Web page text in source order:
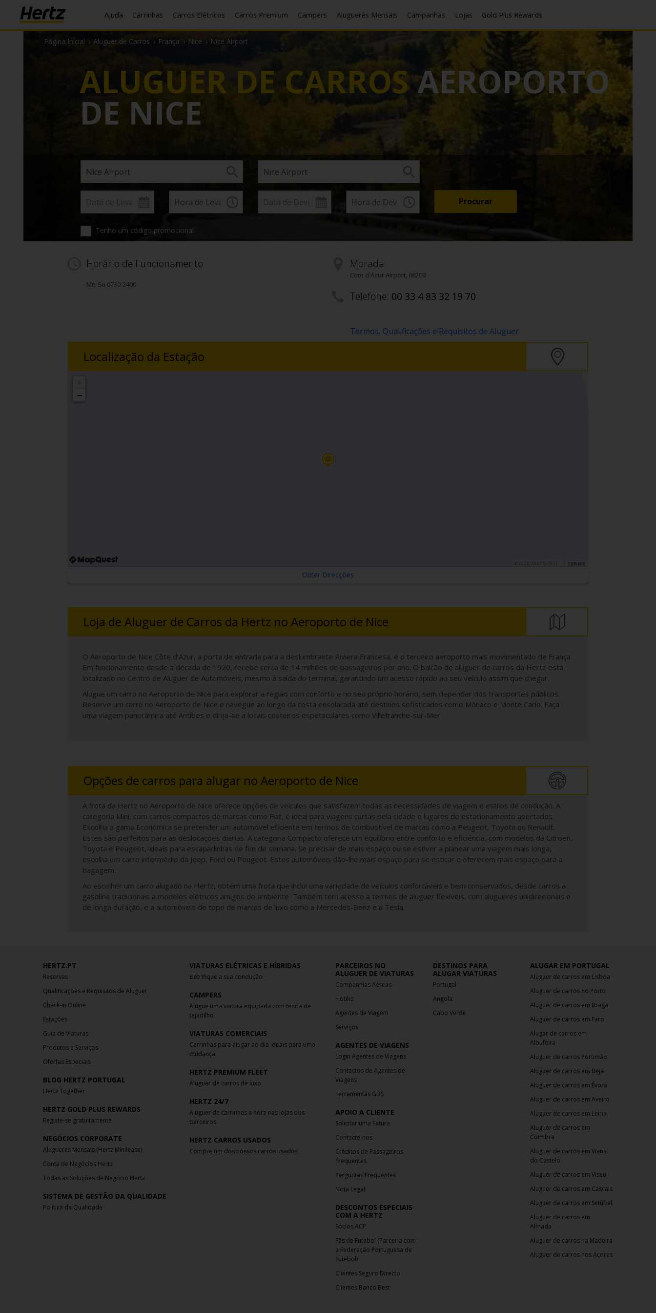
Ajuda Carrinhas Carros Elétricos Carros Premium Campers Alugueres Mensais Campanhas Lojas Gold Plus Rewards
Página Inicial › Aluguer de Carros › França › Nice › Nice Airport
ALUGUER DE CARROSAEROPORTO
DE NICE
Tenho um código promocional
Horário de Funcionamento
Mo-Su 0730-2400
Morada
Cote d'Azur Airport, 06200
Telefone: 00 33 4 83 32 19 70
Termos, Qualificações e Requisitos de Aluguer
Localização da Estação
−
Obter Direcções
Loja de Aluguer de Carros da Hertz no Aeroporto de Nice
O Aeroporto de Nice Côte d'Azur, a porta de entrada para a deslumbrante Riviera Francesa, é o terceiro aeroporto mais movimentado de França.
Em funcionamento desde a década de 1920, recebe cerca de 14 milhões de passageiros por ano. O balcão de aluguer de carros da Hertz está
localizado no Centro de Aluguer de Automóveis, mesmo à saída do terminal, garantindo um acesso rápido ao seu veículo assim que chegar.
Alugue um carro no Aeroporto de Nice para explorar a região com conforto e no seu próprio horário, sem depender dos transportes públicos.
Reserve um carro no Aeroporto de Nice e navegue ao longo da costa ensolarada até destinos sofisticados como Mónaco e Monte Carlo. Faça
uma viagem panorâmica até Antibes e dirija-se a locais costeiros espetaculares como Villefranche-sur-Mer.
Opções de carros para alugar no Aeroporto de Nice
A frota da Hertz no Aeroporto de Nice oferece opções de veículos que satisfazem todas as necessidades de viagem e estilos de condução. A
categoria Mini, com carros compactos de marcas como Fiat, é ideal para viagens curtas pela cidade e lugares de estacionamento apertados.
Escolha a gama Económica se pretender um automóvel eficiente em termos de combustível de marcas como a Peugeot, Toyota ou Renault.
Estes são perfeitos para as deslocações diárias. A categoria Compacto oferece um equilíbrio entre conforto e eficiência, com modelos da Citroën,
Toyota e Peugeot, ideais para escapadinhas de fim de semana. Se precisar de mais espaço ou se estiver a planear uma viagem mais longa,
escolha um carro intermédio da Jeep, Ford ou Peugeot. Estes automóveis dão-lhe mais espaço para se esticar e oferecem mais espaço para a
bagagem.
Ao escolher um carro alugado na Hertz, obtém uma frota que inclui uma variedade de veículos confortáveis e bem conservados, desde carros a
gasolina tradicionais a modelos elétricos amigos do ambiente. Também tem acesso a termos de aluguer flexíveis, com alugueres unidirecionais e
de longa duração, e a automóveis de topo de marcas de luxo como a Mercedes-Benz e a Tesla.
HERTZ.PT
Reservas
Qualificações e Requisitos de Aluguer
Check-in Online
Estações
Guia de Viaturas
Produtos e Serviços
Ofertas Especiais
BLOG HERTZ PORTUGAL
Hertz Together
HERTZ GOLD PLUS REWARDS
Registe-se gratuitamente
NEGÓCIOS CORPORATE
Alugueres Mensais (Hertz Minilease)
Conta de Negócios Hertz
Todas as Soluções de Negócio Hertz
SISTEMA DE GESTÃO DA QUALIDADE
Política da Qualidade
VIATURAS ELÉTRICAS E HÍBRIDAS
Eletrifique a sua condução
CAMPERS
Alugue uma viatura equipada com tenda de
tejadilho
VIATURAS COMERCIAIS
Carrinhas para alugar ao dia ideais para uma
mudança
HERTZ PREMIUM FLEET
Aluguer de carros de luxo
HERTZ 24/7
Aluguer de carrinhas à hora nas lojas dos
parceiros
HERTZ CARROS USADOS
Compre um dos nossos carros usados
PARCEIROS NO
ALUGUER DE VIATURAS
Companhias Aéreas
Hotéis
Agentes de Viagem
Serviços
AGENTES DE VIAGENS
Login Agentes de Viagens
Contactos de Agentes de
Viagens
Ferramentas GDS
APOIO A CLIENTE
Solicitar uma Fatura
Contacte-nos
Créditos de Passageiros
Frequentes
Perguntas Frequentes
Nota Legal
DESCONTOS ESPECIAIS
COM A HERTZ
Sócios ACP
Fãs de Futebol (Parceria com
a Federação Portuguesa de
Futebol)
Clientes Seguro Directo
Clientes Banco Best
DESTINOS PARA
ALUGAR VIATURAS
Portugal
Angola
Cabo Verde
ALUGAR EM PORTUGAL
Aluguer de carros em Lisboa
Aluguer de carros no Porto
Aluguer de carros em Braga
Aluguer de carros em Faro
Alugar de carros em
Albufeira
Aluguer de carros Portimão
Aluguer de carros em Beja
Aluguer de carros em Évora
Aluguer de carros em Aveiro
Aluguer de carros em Leiria
Aluguer de carros em
Coimbra
Aluguer de carros em Viana
do Castelo
Aluguer de carros em Viseu
Aluguer de carros em Cascais
Aluguer de carros em Setúbal
Aluguer de carros em
Almada
Aluguer de carros na Madeira
Aluguer de carros nos Açores